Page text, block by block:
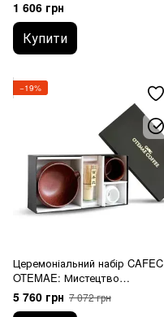
1 606 грн
Купити
−19%
Церемоніальний набір CAFEC
OTEMAE: Мистецтво
текстури. Mino-ware, Японія
5 760 грн 7 072 грн